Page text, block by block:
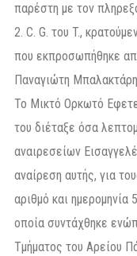
παρέστη με τον
2. C. G. του T.,
που εκπροσωπήθηκε
Παναγιώτη
Το Μικτό Ορκωτό
του διέταξε όσα
αναιρεσείων
αναίρεση αυτής, για
αριθμό και
οποία συντάχθηκε
Τμήματος του Αρείου